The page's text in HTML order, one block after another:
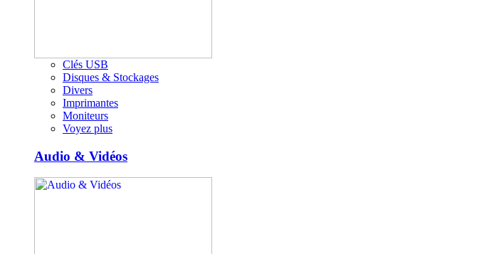
Clés USB
Disques & Stockages
Divers
Imprimantes
Moniteurs
Voyez plus
Audio & Vidéos